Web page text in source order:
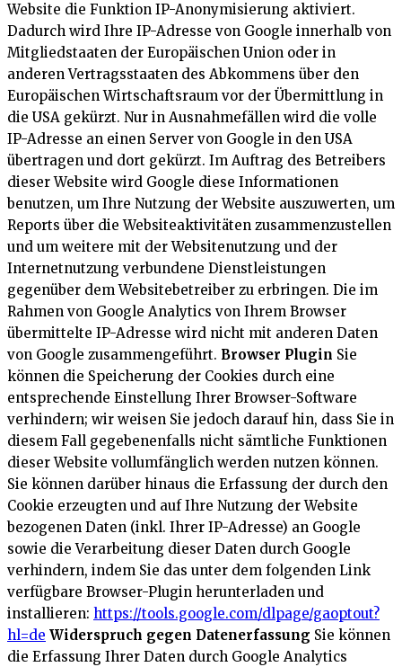
Website die Funktion IP-Anonymisierung aktiviert.
Dadurch wird Ihre IP-Adresse von Google innerhalb von
Mitgliedstaaten der Europäischen Union oder in
anderen Vertragsstaaten des Abkommens über den
Europäischen Wirtschaftsraum vor der Übermittlung in
die USA gekürzt. Nur in Ausnahmefällen wird die volle
IP-Adresse an einen Server von Google in den USA
übertragen und dort gekürzt. Im Auftrag des Betreibers
dieser Website wird Google diese Informationen
benutzen, um Ihre Nutzung der Website auszuwerten, um
Reports über die Websiteaktivitäten zusammenzustellen
und um weitere mit der Websitenutzung und der
Internetnutzung verbundene Dienstleistungen
gegenüber dem Websitebetreiber zu erbringen. Die im
Rahmen von Google Analytics von Ihrem Browser
übermittelte IP-Adresse wird nicht mit anderen Daten
von Google zusammengeführt. Browser Plugin Sie
können die Speicherung der Cookies durch eine
entsprechende Einstellung Ihrer Browser-Software
verhindern; wir weisen Sie jedoch darauf hin, dass Sie in
diesem Fall gegebenenfalls nicht sämtliche Funktionen
dieser Website vollumfänglich werden nutzen können.
Sie können darüber hinaus die Erfassung der durch den
Cookie erzeugten und auf Ihre Nutzung der Website
bezogenen Daten (inkl. Ihrer IP-Adresse) an Google
sowie die Verarbeitung dieser Daten durch Google
verhindern, indem Sie das unter dem folgenden Link
verfügbare Browser-Plugin herunterladen und
installieren: https://tools.google.com/dlpage/gaoptout?
hl=de Widerspruch gegen Datenerfassung Sie können
die Erfassung Ihrer Daten durch Google Analytics